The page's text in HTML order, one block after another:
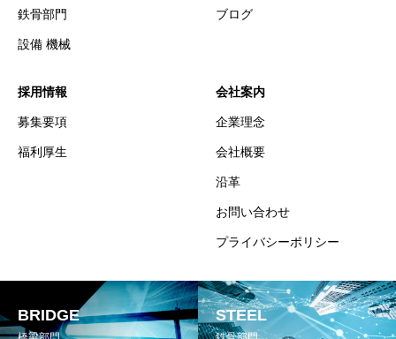
鉄骨部門
設備 機械
ブログ
採用情報
募集要項
福利厚生
会社案内
企業理念
会社概要
沿革
お問い合わせ
プライバシーポリシー
BRIDGE STEEL